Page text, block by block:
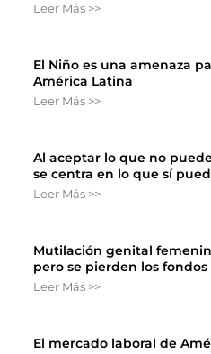
Leer Más >>
El Niño es una amenaza
América Latina
Leer Más >>
Al aceptar lo que no
se centra en lo que sí
Leer Más >>
Mutilación genital
pero se pierden los fondos
Leer Más >>
El mercado laboral de